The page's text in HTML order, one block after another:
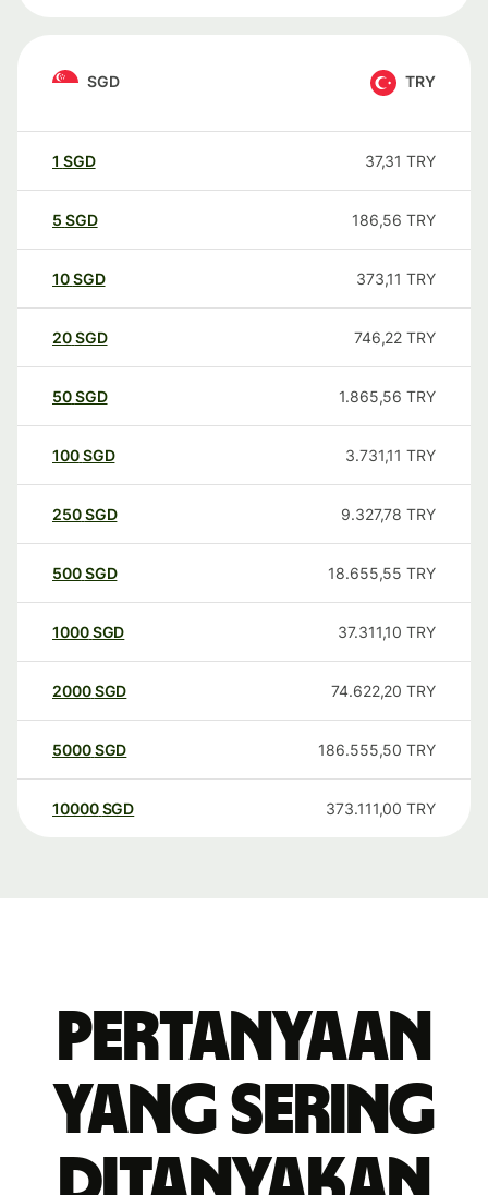
SGD TRY
1 SGD 37,31 TRY
5 SGD 186,56 TRY
10SGD 373,11 TRY
20SGD 746,22 TRY
50SGD 1.865,56 TRY
100SGD 3.731,11 TRY
250SGD 9.327,78 TRY
500SGD 18.655,55 TRY
1000SGD 37.311,10 TRY
2000SGD 74.622,20 TRY
5000SGD 186.555,50 TRY
10000 SGD 373.111,00 TRY
Pertanyaan
yang sering